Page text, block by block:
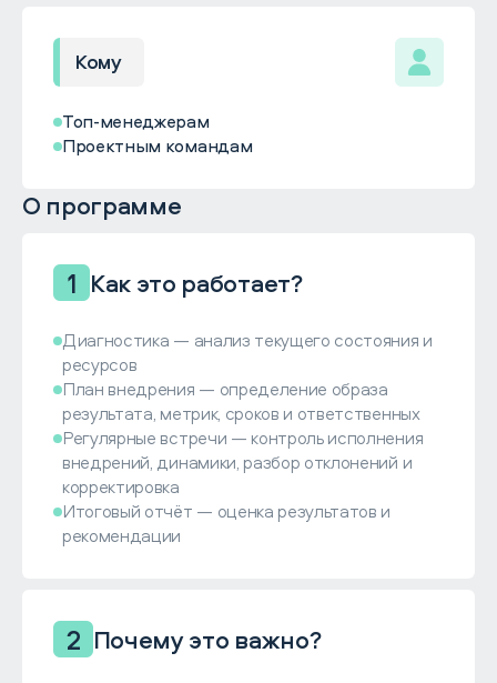
Кому
Топ-менеджерам
Проектным командам
О программе
1 Как это работает?
Диагностика — анализ текущего состояния и
ресурсов
План внедрения — определение образа
результата, метрик, сроков и ответственных
Регулярные встречи — контроль исполнения
внедрений, динамики, разбор отклонений и
корректировка
Итоговый отчёт — оценка результатов и
рекомендации
2 Почему это важно?